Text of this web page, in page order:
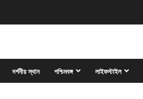
দর্শনীয় স্থান পশ্চিমবঙ্গ লাইফস্টাইল